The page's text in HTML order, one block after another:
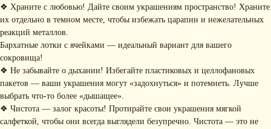
❖ Храните с любовью! Дайте своим украшениям пространство! Храните
их отдельно в темном месте, чтобы избежать царапин и нежелательных
реакций металлов.
Бархатные лотки с ячейками — идеальный вариант для вашего
сокровища!
❖ Не забывайте о дыхании! Избегайте пластиковых и целлофановых
пакетов — ваши украшения могут «задохнуться» и потемнеть. Лучше
выбрать что-то более «дышащее».
❖ Чистота — залог красоты! Протирайте свои украшения мягкой
салфеткой, чтобы они всегда выглядели безупречно. Чистота — это не
ПОДПИШИТЕСЬ НА
РАССЫЛКУ
• Обмен и возврат
• Рекомендации
по уходу
• Новости
• Упаковка
• Каталог
Рассказываем о новых
коллекциях, акциях и трендах